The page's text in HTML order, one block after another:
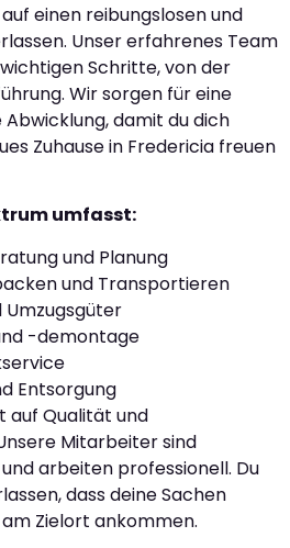
einen reibungslosen und
Unser erfahrenes Team
Schritte, von der
Wir sorgen für eine
damit du dich
Zuhause in Fredericia freuen
umfasst:
und Planung
und Transportieren
Umzugsgüter
-demontage
Entsorgung
auf Qualität und
Mitarbeiter sind
arbeiten professionell. Du
dass deine Sachen
Zielort ankommen.